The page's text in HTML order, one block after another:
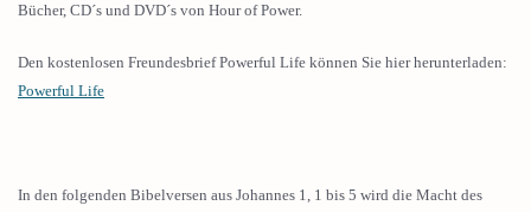
Bücher, CD´s und DVD´s von Hour of Power.
Den kostenlosen Freundesbrief Powerful Life können Sie hier herunterladen:
Powerful Life
In den folgenden Bibelversen aus Johannes 1, 1 bis 5 wird die Macht des